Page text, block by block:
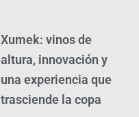
Xumek: vinos de
altura, innovación y
una experiencia que
trasciende la copa